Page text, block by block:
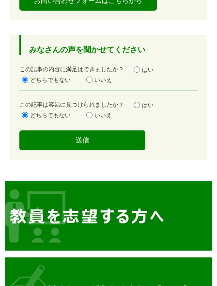
みなさんの声を聞かせてください
満
足
この記事の内容に満足はできましたか？
はい
どちらでもない
いいえ
容
易
この記事は容易に見つけられましたか？
はい
どちらでもない
いいえ